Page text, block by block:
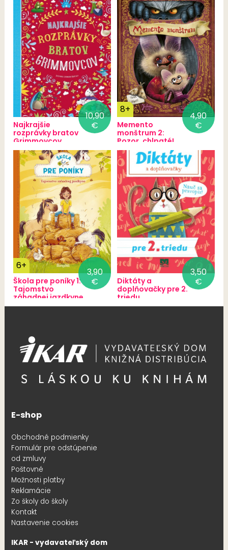
10,90
€
Najkrajšie
rozprávky bratov
Grimmovcov
8+
4,90
€
Memento
monštrum 2:
Pozor, chlpaté!
6+
3,90
€
Škola pre poníky 1:
Tajomstvo
záhadnej jazdkyne
3,50
€
Diktáty a
doplňovačky pre 2.
triedu
E-shop
Obchodné podmienky
Formulár pre odstúpenie
od zmluvy
Poštovné
Možnosti platby
Reklamácie
Zo školy do školy
Kontakt
Nastavenie cookies
IKAR - vydavateľský dom